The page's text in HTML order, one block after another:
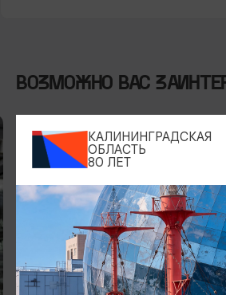
ВОЗМОЖНО ВАС
КАЛИНИНГРАДСКАЯ
ОБЛАСТЬ
80 ЛЕТ